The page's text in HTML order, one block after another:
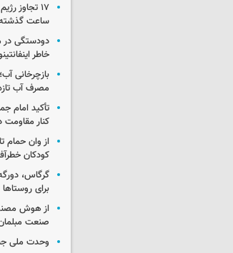
ساعت
دودستگی در
خاطر
بازچرخانی
مصرف آب
تأکید امام
کنار مقاومت
از وان حمام
کودکان
گرگاس،
برای روستاها
از هوش
صنعت
وحدت ملی